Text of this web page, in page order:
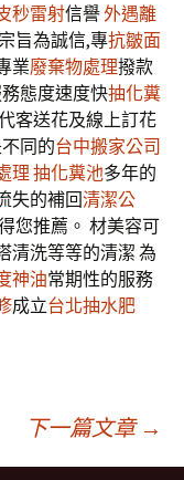
秒雷射信譽外遇離
旨為誠信,專抗皺面
業廢棄物處理撥款
態度速度快抽化糞
客送花及線上訂花
同的台中搬家公司
理 抽化糞池多年的
失的補回清潔公
您推薦。 材美容可
清洗等等的清潔 為
神油常期性的服務
成立台北抽水肥
下一篇文章 →